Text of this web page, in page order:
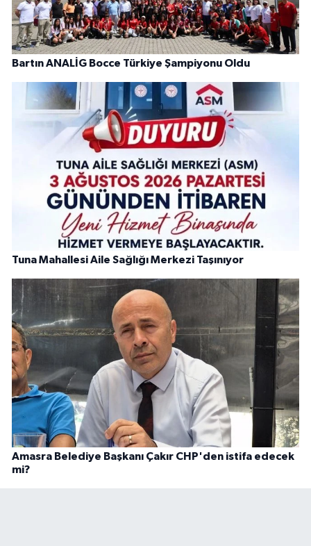
Bartın ANALİG Bocce Türkiye Şampiyonu Oldu
Tuna Mahallesi Aile Sağlığı Merkezi Taşınıyor
Amasra Belediye Başkanı Çakır CHP'den istifa edecek
mi?